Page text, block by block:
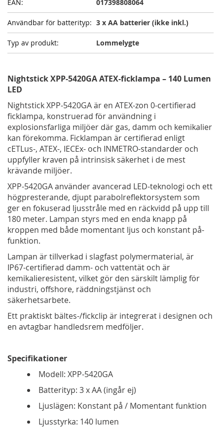
017398808064
3 x AA batterier (ikke inkl.)
Lommelygte
Nightstick XPP-5420GA ATEX-ficklampa – 140 Lumen
LED
Nightstick XPP-5420GA är en ATEX-zon 0-certifierad
ficklampa, konstruerad för användning i
explosionsfarliga miljöer där gas, damm och kemikalier
kan förekomma. Ficklampan är certifierad enligt
cETLus-, ATEX-, IECEx- och INMETRO-standarder och
uppfyller kraven på intrinsisk säkerhet i de mest
krävande miljöer.
XPP-5420GA använder avancerad LED-teknologi och ett
högpresterande, djupt parabolreflektorsystem som
ger en fokuserad ljusstråle med en räckvidd på upp till
180 meter. Lampan styrs med en enda knapp på
kroppen med både momentant ljus och konstant på-
funktion.
Lampan är tillverkad i slagfast polymermaterial, är
IP67-certifierad damm- och vattentät och är
kemikalieresistent, vilket gör den särskilt lämplig för
industri, offshore, räddningstjänst och
säkerhetsarbete.
Ett praktiskt bältes-/fickclip är integrerat i designen och
en avtagbar handledsrem medföljer.
Specifikationer
Modell: XPP-5420GA
Batterityp: 3 x AA (ingår ej)
Ljuslägen: Konstant på / Momentant funktion
Ljusstyrka: 140 lumen